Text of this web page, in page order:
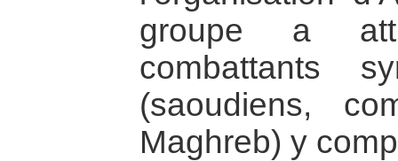
groupe a
combattants
(saoudiens,
Maghreb) y